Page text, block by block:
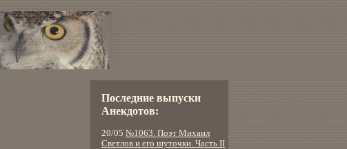
Последние выпуски
Анекдотов:
20/05 №1063. Поэт Михаил
Светлов и его шуточки. Часть II